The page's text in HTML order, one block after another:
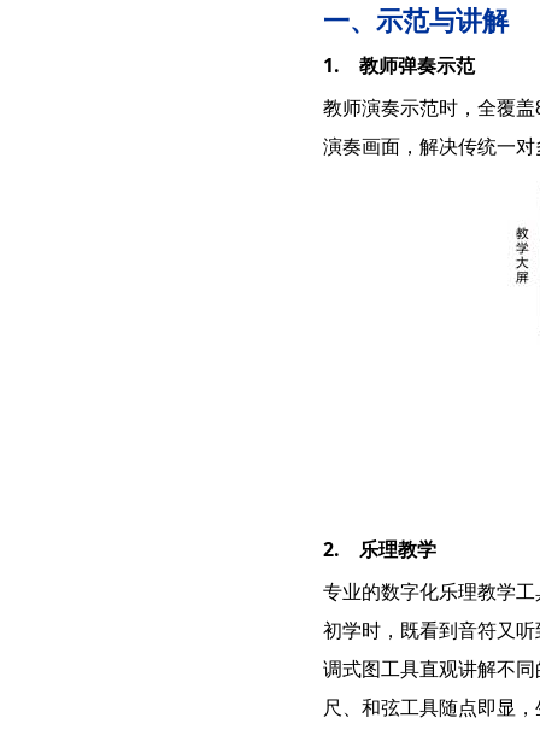
1. 教师弹奏示范
教师演奏示范时，全覆
演奏画面，解决传统一
2. 乐理教学
专业的数字化乐理教学
初学时，既看到音符又
调式图工具直观讲解不
尺、和弦工具随点即显
一、示范与讲解